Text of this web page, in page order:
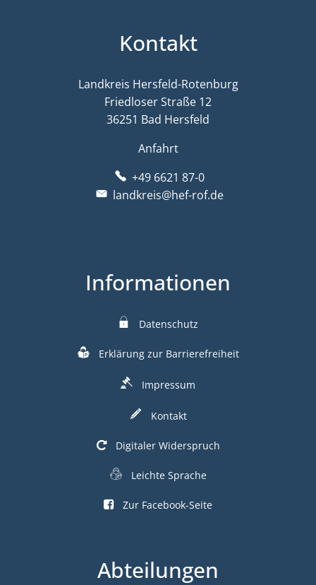
Kontakt
Landkreis Hersfeld-Rotenburg
Friedloser Straße 12
36251 Bad Hersfeld
Anfahrt
+49 6621 87-0
landkreis@hef-rof.de
Informationen
Datenschutz
Erklärung zur Barrierefreiheit
Impressum
Kontakt
Digitaler Widerspruch
Leichte Sprache
Zur Facebook-Seite
Abteilungen